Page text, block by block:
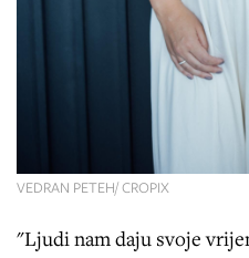
VEDRAN PETEH/ CROPIX
"Ljudi nam daju svoje